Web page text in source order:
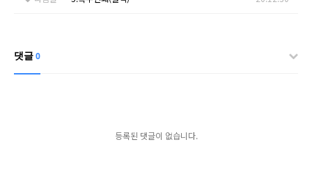
댓글0
등록된 댓글이 없습니다.